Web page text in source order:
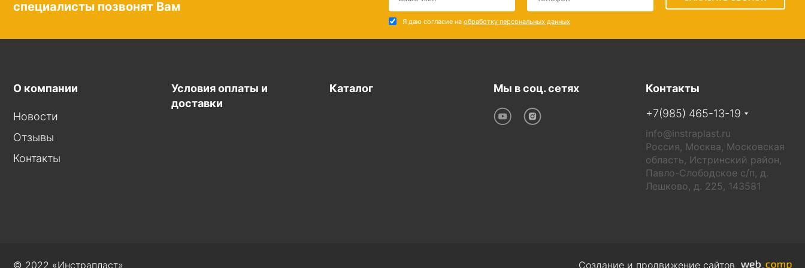
специалисты позвонят Вам
Я даю согласие на обработку персональных данных
О компании
Новости
Отзывы
Контакты
Условия оплаты и
доставки
Каталог Мы в соц. сетях
Контакты
+7(985) 465-13-19
info@instraplast.ru
Россия, Москва, Московская
область, Истринский район,
Павло-Слободское с/п, д.
Лешково, д. 225, 143581
© 2022 «Инстрапласт» Cоздание и продвижение сайтов